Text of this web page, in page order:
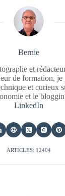
Bernie
et
de formation, je
et curieux
et le
LinkedIn
ARTICLES: 12404